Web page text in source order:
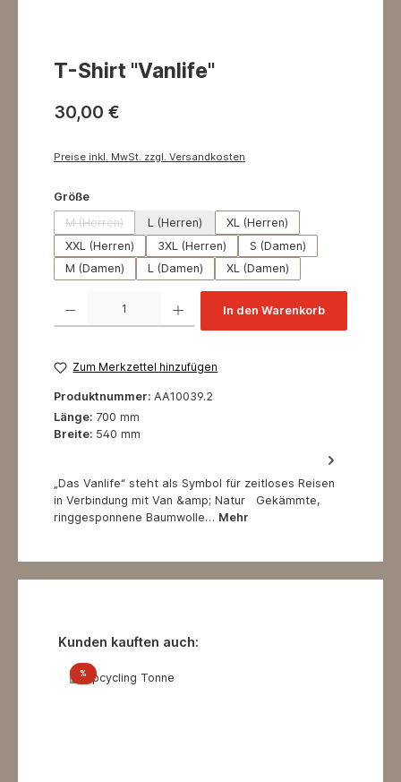
T-Shirt "Vanlife"
30,00 €
Preise inkl. MwSt. zzgl. Versandkosten
Größeauswählen
M (Herren)
(Diese Option ist zurzeit nicht verfügbar.)
L (Herren)
XL (Herren)
XXL (Herren)
3XL (Herren)
S (Damen)
M (Damen)
L (Damen) XL (Damen)
In den Warenkorb
Zum Merkzettel hinzufügen
Produktnummer: AA10039.2
Länge: 700 mm
Breite: 540 mm
„Das Vanlife“ steht als Symbol für zeitloses Reisen
in Verbindung mit Van &amp; Natur Gekämmte,
ringgesponnene Baumwolle… Mehr
Produktgalerie überspringen
Kunden kauften auch:
%Rabatt